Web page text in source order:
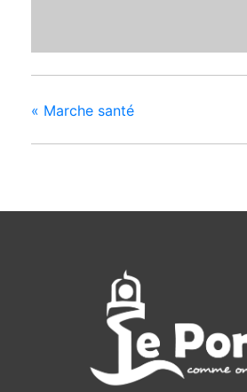
« Marche santé